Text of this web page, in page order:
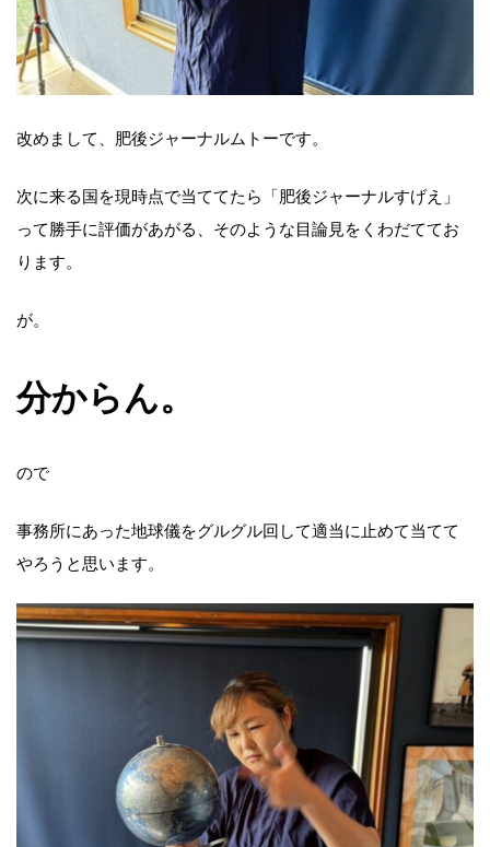
改めまして、肥後ジャーナルムトーです。
次に来る国を現時点で当ててたら「肥後ジャーナルすげえ」
って勝手に評価があがる、そのような目論見をくわだててお
ります。
が。
分からん。
ので
事務所にあった地球儀をグルグル回して適当に止めて当てて
やろうと思います。